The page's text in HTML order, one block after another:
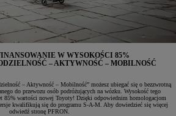
W WYSOKOŚCI 85%
– AKTYWNOŚĆ – MOBILNOŚĆ
– Aktywność – Mobilność” możesz ubiegać się o bezzwrotną
do przewozu osób podróżujących na wózku. Wysokość tego
85% wartości nowej Toyoty! Dzięki odpowiednim homologacjom
kwalifikują się do programu S-A-M. Aby dowiedzieć się więcej
odwiedź stronę PFRON.